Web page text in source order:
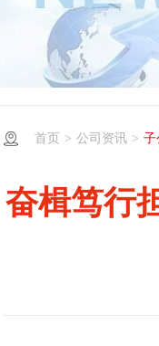
首页 > 公司资讯 > 子
奋楫笃行